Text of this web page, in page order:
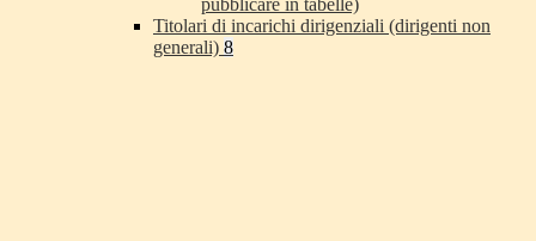
pubblicare in tabelle)
Titolari di incarichi dirigenziali (dirigenti non
generali) 8